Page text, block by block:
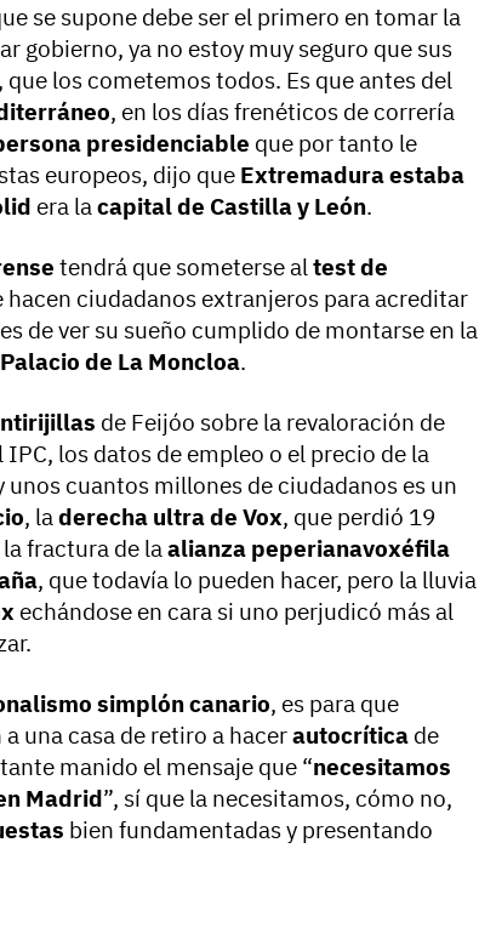
se supone debe ser el primero en tomar la
gobierno, ya no estoy muy seguro que sus
los cometemos todos. Es que antes del
, en los días frenéticos de correría
presidenciable que por tanto le
europeos, dijo que Extremadura estaba
era lacapital de Castilla y León.
tendrá que someterse altest de
hacen ciudadanos extranjeros para acreditar
de ver su sueño cumplido de montarse en la
Palacio de La Moncloa.
de Feijóo sobre la revaloración de
los datos de empleo o el precio de la
unos cuantos millones de ciudadanos es un
, laderecha ultra de Vox, que perdió 19
fractura de laalianza peperianavoxéfila
, que todavía lo pueden hacer, pero la lluvia
echándose en cara si uno perjudicó más al
simplón canario, es para que
a una casa de retiro a hacerautocrítica de
manido el mensaje que “necesitamos
Madrid”, sí que la necesitamos, cómo no,
bien fundamentadas y presentando